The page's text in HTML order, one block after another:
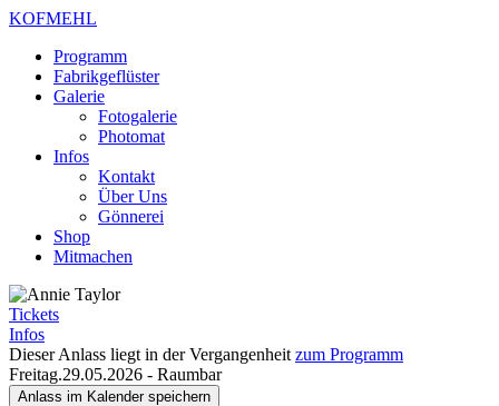
KOFMEHL
Programm
Fabrikgeflüster
Galerie
Fotogalerie
Photomat
Infos
Kontakt
Über Uns
Gönnerei
Shop
Mitmachen
Tickets
Infos
Dieser Anlass liegt in der Vergangenheit zum Programm
Freitag.29.05.2026 - Raumbar
Anlass im Kalender speichern